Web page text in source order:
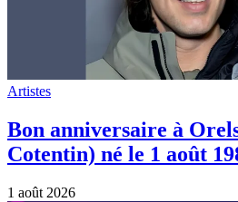
Artistes
Bon anniversaire à
Cotentin) né le 1 août
1 août 2026